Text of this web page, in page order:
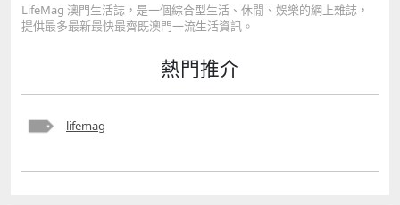
LifeMag 澳門生活誌，是一個綜合型生活、休閒、娛樂的網上雜誌，
提供最多最新最快最齊既澳門一流生活資訊。
熱門推介
lifemag